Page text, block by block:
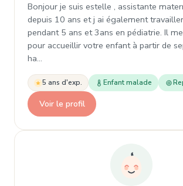
Bonjour je suis estelle , assistante
depuis 10 ans et j ai également
pendant 5 ans et 3ans en pédiatrie. Il
pour accueillir votre enfant à partir de
ha…
5 ans d'exp. Enfant malade
Voir le profil